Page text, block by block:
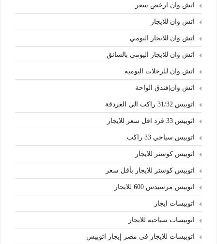
اتش وان ارخص سعر
اتش وان للايجار
اتش وان للايجار اليومي
اتش وان للايجار اليومي بالسائق
اتش وان للرحلات اليوميه
اتش وان|فندق الواحة
اتوبيس 31/32 راكب الي الغردقة
اتوبيس 33 فرد اقل سعر للايجار
اتوبيس سياحي 33 راكب
اتوبيس كوستر للايجار
اتوبيس كوستر للايجار بأقل سعر
اتوبيس مرسيدس 600 للايجار
اتوبيسات ايجار
اتوبيسات سياحية للايجار
اتوبيسات للايجار فى مصر إيجار اتوبيس